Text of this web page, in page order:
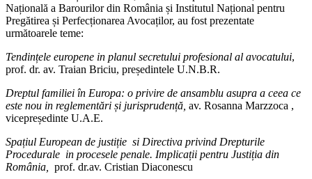
Națională a Barourilor din România și Institutul Național pentru
Pregătirea și Perfecționarea Avocaților, au fost prezentate
următoarele teme:
Tendințele europene in planul secretului profesional al avocatului,
prof. dr. av. Traian Briciu, președintele U.N.B.R.
Dreptul familiei în Europa: o privire de ansamblu asupra a ceea ce
este nou in reglementări și jurisprudență, av. Rosanna Marzzoca ,
vicepreședinte U.A.E.
Spațiul European de justiție si Directiva privind Drepturile
Procedurale in procesele penale. Implicații pentru Justiția din
România,
prof. dr.av. Cristian Diaconescu